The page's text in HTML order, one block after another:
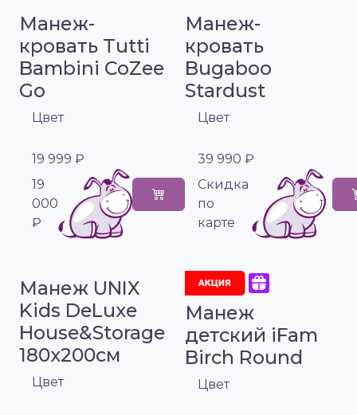
Манеж-
кровать Tutti
Bambini CoZee
Go
Цвет
19 999 ₽
19
000
₽
Манеж-
кровать
Bugaboo
Stardust
Цвет
39 990 ₽
Cкидка
по
карте
Манеж UNIX
Kids DeLuxe
House&Storage
180x200см
Цвет
Манеж
детский iFam
Birch Round
Цвет